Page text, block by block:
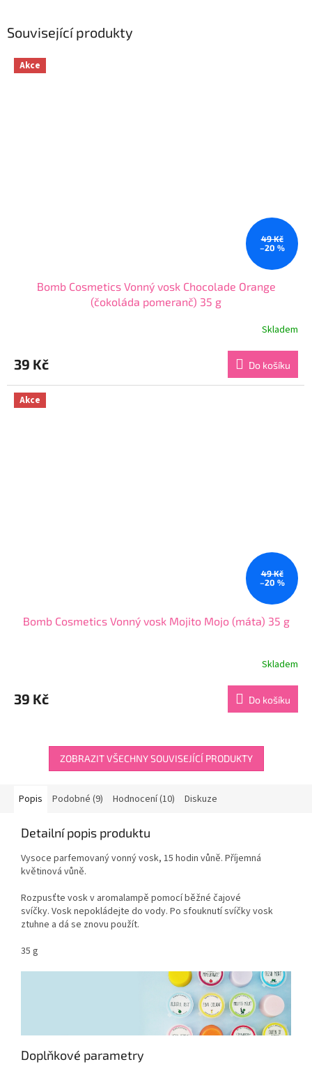
Související produkty
Akce
49 Kč
–20 %
Bomb Cosmetics Vonný vosk Chocolade Orange
(čokoláda pomeranč) 35 g
produktu
je
4,6
5
Skladem
39 Kč Do košíku
Akce
49 Kč
–20 %
Bomb Cosmetics Vonný vosk Mojito Mojo (máta) 35 g
produktu
je
Skladem
39 Kč Do košíku
ZOBRAZIT VŠECHNY SOUVISEJÍCÍ PRODUKTY
Popis Podobné (9) Hodnocení (10) Diskuze
Detailní popis produktu
Vysoce parfemovaný vonný vosk, 15 hodin vůně. Příjemná
květinová vůně.
Rozpusťte vosk v aromalampě pomocí běžné čajové
svíčky. Vosk nepokládejte do vody. Po sfouknutí svíčky vosk
ztuhne a dá se znovu použít.
35 g
Doplňkové parametry